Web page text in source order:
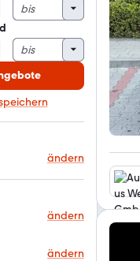
ändern
ändern
ändern